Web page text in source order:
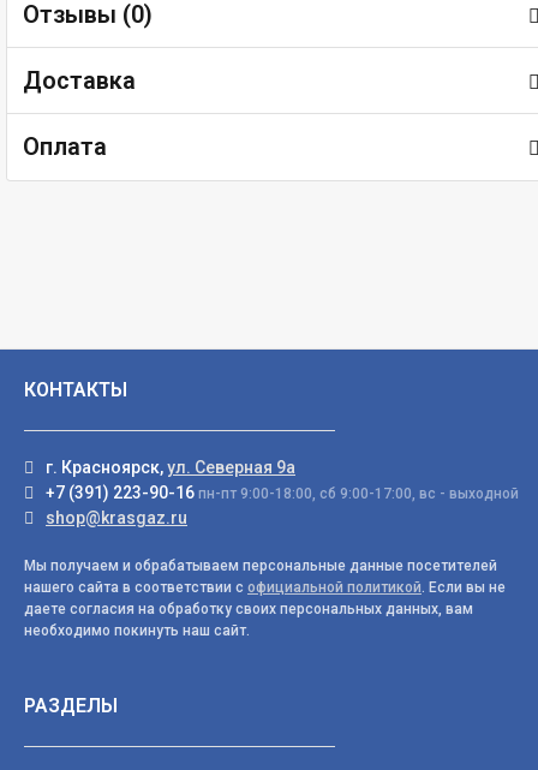
Отзывы (0)
Доставка
Оплата
КОНТАКТЫ
г. Красноярск,ул. Северная 9а
+7 (391) 223-90-16 пн-пт 9:00-18:00, сб 9:00-17:00, вс - выходной
shop@krasgaz.ru
Мы получаем и обрабатываем персональные данные посетителей
нашего сайта в соответствии с официальной политикой. Если вы не
даете согласия на обработку своих персональных данных, вам
необходимо покинуть наш сайт.
РАЗДЕЛЫ